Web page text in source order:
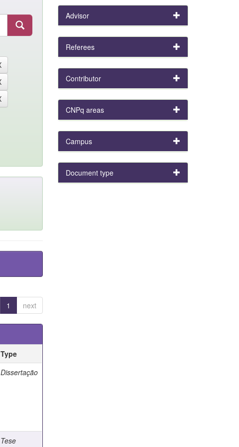
1 next
Type
Dissertação
Tese
Advisor
Referees
Contributor
CNPq areas
Campus
Document type